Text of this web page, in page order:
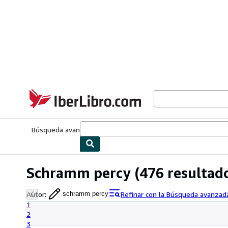
IberLibro.com
Búsqueda avanzada
Schramm percy (476
Autor: schramm percy
Refinar con la Búsqueda
1
2
3